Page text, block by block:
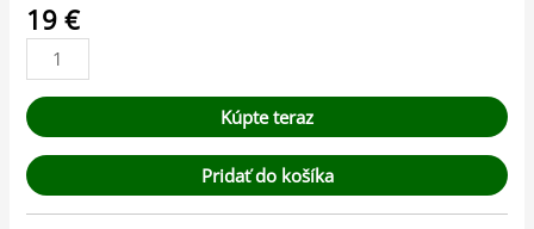
19€
Kúpte teraz
Pridať do košíka